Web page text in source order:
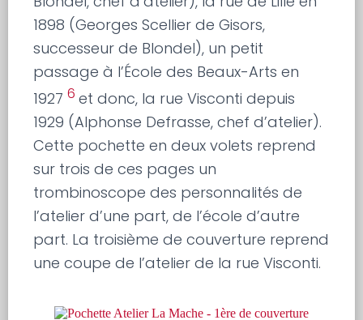
1898 (Georges Scellier de Gisors,
successeur de Blondel), un petit
passage à l’École des Beaux-Arts en
19276 et donc, la rue Visconti depuis
1929 (Alphonse Defrasse, chef d’atelier).
Cette pochette en deux volets reprend
sur trois de ces pages un
trombinoscope des personnalités de
l’atelier d’une part, de l’école d’autre
part. La troisième de couverture reprend
une coupe de l’atelier de la rue Visconti.